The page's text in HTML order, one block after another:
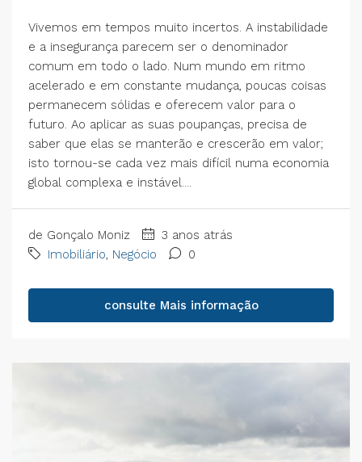
Vivemos em tempos muito incertos. A instabilidade
e a insegurança parecem ser o denominador
comum em todo o lado. Num mundo em ritmo
acelerado e em constante mudança, poucas coisas
permanecem sólidas e oferecem valor para o
futuro. Ao aplicar as suas poupanças, precisa de
saber que elas se manterão e crescerão em valor;
isto tornou-se cada vez mais difícil numa economia
global complexa e instável....
de Gonçalo Moniz
3 anos atrás
Imobiliário, Negócio 0
consulte Mais informação